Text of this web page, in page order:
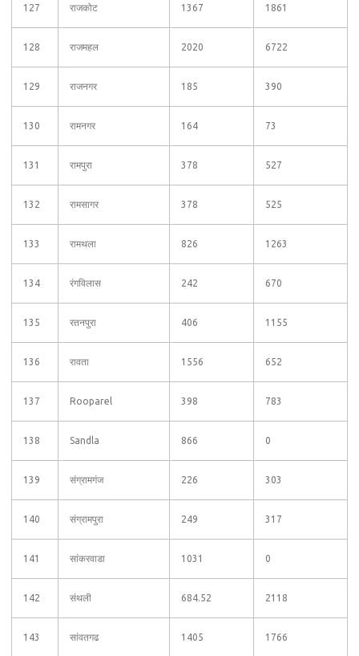
127 राजकोट 1367 1861
128 राजमहल 2020 6722
129 राजनगर 185 390
130 रामनगर 164 73
131 रामपुरा 378 527
132 रामसागर 378 525
133 रामथला 826 1263
134 रंगविलास 242 670
135 रतनपुरा 406 1155
136 रावता 1556 652
137 Rooparel 398 783
138 Sandla 866 0
139 संग्रामगंज 226 303
140 संग्रामपुरा 249 317
141 सांकरवाडा 1031 0
142 संथली 684.52 2118
143 सांवतगढ 1405 1766